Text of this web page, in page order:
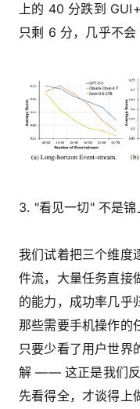
上的 40 分跌到
只剩 6 分，几乎不会
3. "看见一切" 不是锦
我们试着把三个维度
件流，大量任务直接
的能力，成功率几乎
那些需要手机操作的
只要少看了用户世界
解 —— 这正是我们反
先看得全，才谈得上